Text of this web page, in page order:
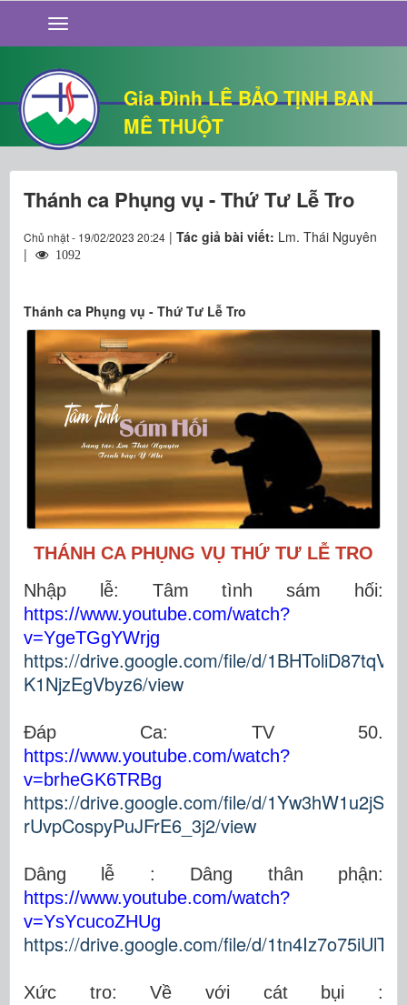
Gia Đình LÊ BẢO TỊNH BAN
MÊ THUỘT
GIỚI THIỆU
TIN TỨC
SỐNG ĐẠO
CHUYỆN NHÀ
QUÁN VĂN
THƯ GIÃN
Thánh ca Phụng vụ - Thứ Tư Lễ Tro
Chủ nhật - 19/02/2023 20:24 | Tác giả bài viết: Lm. Thái Nguyên
|
1092
Thánh ca Phụng vụ - Thứ Tư Lễ Tro
THÁNH CA PHỤNG VỤ THỨ TƯ LỄ TRO
Nhập lễ: Tâm tình sám hối:
https://www.youtube.com/watch?
v=YgeTGgYWrjg
https://drive.google.com/file/d/
K1NjzEgVbyz6/view
Đáp Ca: TV 50.
https://www.youtube.com/watch?
v=brheGK6TRBg
https://drive.google.com/file/d/1Yw3hW1u2jSv-
rUvpCospyPuJFrE6_3j2/view
Dâng lễ : Dâng thân phận:
https://www.youtube.com/watch?
v=YsYcucoZHUg
https://drive.google.com/file/d/
Xức tro: Về với cát bụi :